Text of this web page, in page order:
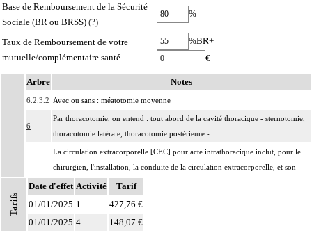
Base de Remboursement de la Sécurité
Sociale (BR ou BRSS) (?)
%
Taux de Remboursement de votre
mutuelle/complémentaire santé
%BR+
€
Notes
Arbre Notes
6.2.3.2 Avec ou sans : méatotomie moyenne
6
Par thoracotomie, on entend : tout abord de la cavité thoracique - sternotomie,
thoracotomie latérale, thoracotomie postérieure -.
6
La circulation extracorporelle [CEC] pour acte intrathoracique inclut, pour le
chirurgien, l'installation, la conduite de la circulation extracorporelle, et son
ablation. Elle inclut les responsabilités suivantes :
- décision de l'indication et choix de la technique
- choix du niveau d'hypothermie
Tarifs
Date d'effet Activité
Tarif
01/01/2025 1
427,76 €
01/01/2025 4 148,07 €